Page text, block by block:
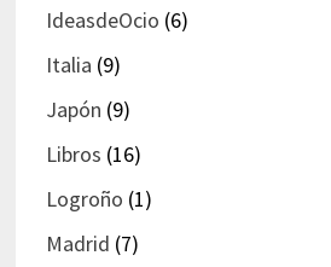
IdeasdeOcio (6)
Italia (9)
Japón (9)
Libros (16)
Logroño (1)
Madrid (7)